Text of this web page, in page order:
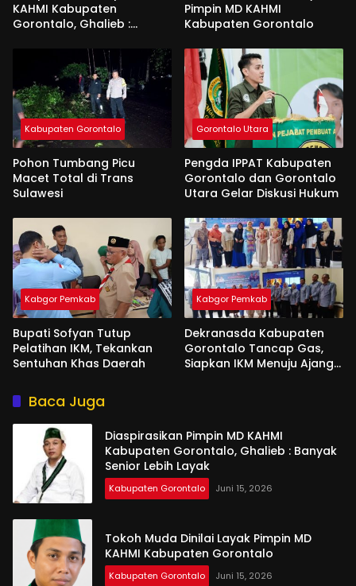
KAHMI Kabupaten
Gorontalo, Ghalieb :
Pimpin MD KAHMI
Kabupaten Gorontalo
Kabupaten Gorontalo
Pohon Tumbang Picu
Macet Total di Trans
Sulawesi
Gorontalo Utara
Pengda IPPAT Kabupaten
Gorontalo dan Gorontalo
Utara Gelar Diskusi Hukum
Kabgor Pemkab
Bupati Sofyan Tutup
Pelatihan IKM, Tekankan
Sentuhan Khas Daerah
Kabgor Pemkab
Dekranasda Kabupaten
Gorontalo Tancap Gas,
Siapkan IKM Menuju Ajang
Baca Juga
Diaspirasikan Pimpin MD KAHMI
Kabupaten Gorontalo, Ghalieb : Banyak
Senior Lebih Layak
Kabupaten Gorontalo Juni 15, 2026
Tokoh Muda Dinilai Layak Pimpin MD
KAHMI Kabupaten Gorontalo
Kabupaten Gorontalo Juni 15, 2026